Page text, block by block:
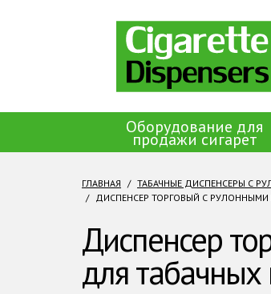
Оборудование для
продажи сигарет
ГЛАВНАЯ
ТАБАЧНЫЕ ДИСПЕНСЕРЫ С
ДИСПЕНСЕР ТОРГОВЫЙ С
Диспенсер
для табачных